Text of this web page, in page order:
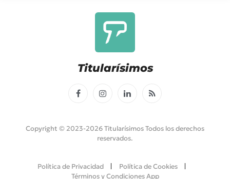
Titularísimos
FacebookInstagramLinkedInRSS
Copyright © 2023-2026 Titularísimos Todos los derechos
reservados.
Política de Privacidad
Política de Cookies
Términos y Condiciones App